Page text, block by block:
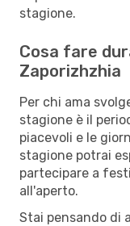
stagione.
Cosa fare
Zaporizhzhia
Per chi ama
stagione è il
piacevoli e le
stagione potrai
partecipare a
all'aperto.
Stai pensando di